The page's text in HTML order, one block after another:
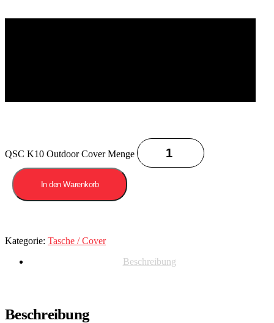
QSC K10 Outdoor Cover Menge
In den Warenkorb
Kategorie: Tasche / Cover
Beschreibung
Beschreibung